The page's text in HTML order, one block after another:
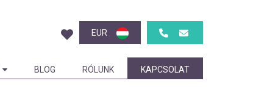
EUR
BLOG RÓLUNK KAPCSOLAT